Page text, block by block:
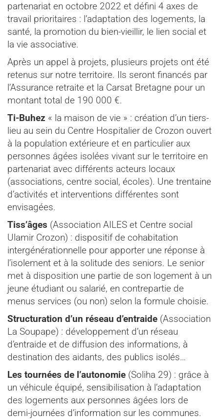
partenariat en octobre 2022 et défini 4 axes de
travail prioritaires : l’adaptation des logements, la
santé, la promotion du bien-vieillir, le lien social et
la vie associative.
Après un appel à projets, plusieurs projets ont été
retenus sur notre territoire. Ils seront financés par
l’Assurance retraite et la Carsat Bretagne pour un
montant total de 190 000 €.
Ti-Buhez « la maison de vie » : création d’un tiers-
lieu au sein du Centre Hospitalier de Crozon ouvert
à la population extérieure et en particulier aux
personnes âgées isolées vivant sur le territoire en
partenariat avec différents acteurs locaux
(associations, centre social, écoles). Une trentaine
d’activités et interventions différentes sont
envisagées.
Tiss’âges (Association AILES et Centre social
Ulamir Crozon) : dispositif de cohabitation
intergénérationnelle pour apporter une réponse à
l’isolement et à la solitude des seniors. Le senior
met à disposition une partie de son logement à un
jeune étudiant ou salarié, en contrepartie de
menus services (ou non) selon la formule choisie.
Structuration d’un réseau d’entraide (Association
La Soupape) : développement d’un réseau
d’entraide et de diffusion des informations, à
destination des aidants, des publics isolés…
Les tournées de l’autonomie (Soliha 29) : grâce à
un véhicule équipé, sensibilisation à l’adaptation
des logements aux personnes âgées lors de
demi-journées d’information sur les communes.